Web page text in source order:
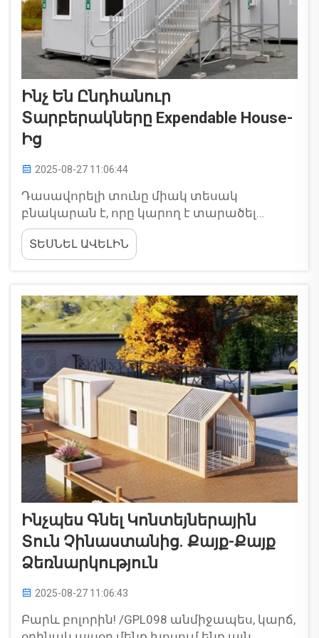
Ինչ Են Ընդհանուր
Տարբերակները Expendable House-
Ից
2025-08-27 11:06:44
Դասավորելի տունը միակ տեսակ
բնակարան է, որը կարող է տարածել
ընտանեկություններին ավելի շատ տեղ և
հանգիստ միասին աճել: Այսպիսի
բնակարանները նորագույն են այն
ընտանեկություններին աճեցնել իրենց
բնակարանները՝ կախված պահանջից:
Դա դարձնում է այն...
ՏԵՍՆԵԼ ԱՎԵԼԻՆ
Ինչպես Գնել Կոնտեյներային
Տուն Չինաստանից. Քայք-Քայք
Ձեռնարկություն
2025-08-27 11:06:43
Բարև բոլորին! /GPL098 անմիջապես, կարճ,